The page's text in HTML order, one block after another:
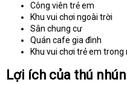
Công viên trẻ em
Khu vui chơi ngoài trời
Sân chung cư
Quán cafe gia đình
Khu vui chơi trẻ em
Lợi ích của thú